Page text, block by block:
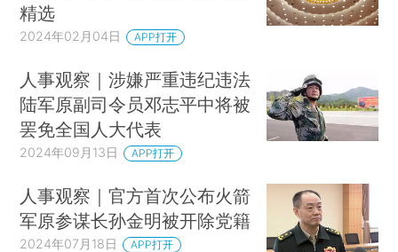
精选
2024年02月04日 APP打开
人事观察｜涉嫌严重违纪违法
陆军原副司令员邓志平中将被
罢免全国人大代表
2024年09月13日 APP打开
人事观察｜官方首次公布火箭
军原参谋长孙金明被开除党籍
2024年07月18日 APP打开